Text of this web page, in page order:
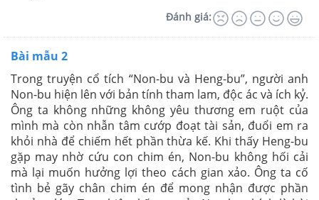
Đánh giá:
Bài mẫu 2
Trong truyện cổ tích “Non-bu và Heng-bu”, người anh
Non-bu hiện lên với bản tính tham lam, độc ác và ích kỷ.
Ông ta không những không yêu thương em ruột của
mình mà còn nhẫn tâm cướp đoạt tài sản, đuổi em ra
khỏi nhà để chiếm hết phần thừa kế. Khi thấy Heng-bu
gặp may nhờ cứu con chim én, Non-bu không hối cải
mà lại muốn hưởng lợi theo cách gian xảo. Ông ta cố
tình bẻ gãy chân chim én để mong nhận được phần